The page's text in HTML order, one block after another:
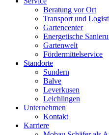
Beratung vor Ort
Transport und
Gartencenter
Energetische
Gartenwelt
Fördermittelservice
Standorte
Sundern
Balve
Leverkusen
Leichlingen
Unternehmen
Kontakt
Karriere